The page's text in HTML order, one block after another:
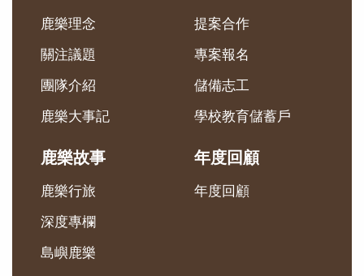
鹿樂理念
關注議題
團隊介紹
鹿樂大事記
提案合作
專案報名
儲備志工
學校教育儲蓄戶
鹿樂故事
鹿樂行旅
深度專欄
島嶼鹿樂
年度回顧
年度回顧